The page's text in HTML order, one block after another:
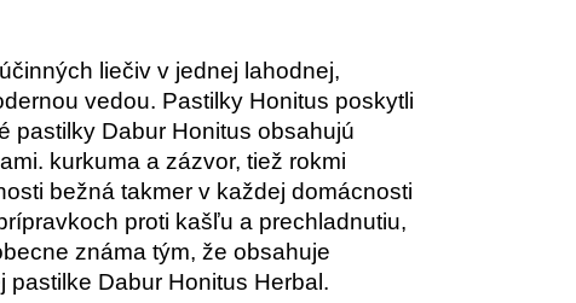
liečiv v jednej lahodnej,
vedou. Pastilky Honitus poskytli
pastilky Dabur Honitus obsahujú
kurkuma a zázvor, tiež rokmi
bežná takmer v každej domácnosti
proti kašľu a prechladnutiu,
známa tým, že obsahuje
Dabur Honitus Herbal.